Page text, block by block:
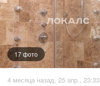
17фото
4 месяца назад, 25 апр., 23:33